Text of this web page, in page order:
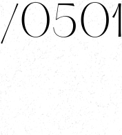
0501